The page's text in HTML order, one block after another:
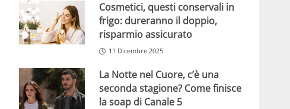
Cosmetici, questi conservali in
frigo: dureranno il doppio,
risparmio assicurato
11 Dicembre 2025
La Notte nel Cuore, c’è una
seconda stagione? Come finisce
la soap di Canale 5